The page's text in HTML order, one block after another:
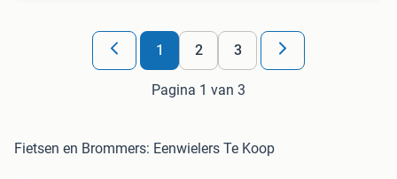
1 2 3
Pagina 1 van 3
Fietsen en Brommers: Eenwielers Te Koop